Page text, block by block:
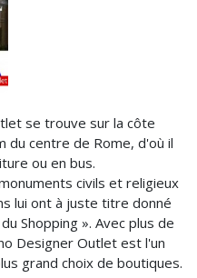
se trouve sur la côte
du centre de Rome, d'où il
ou en bus.
civils et religieux
lui ont à juste titre donné
Shopping ». Avec plus de
Designer Outlet est l'un
grand choix de boutiques.